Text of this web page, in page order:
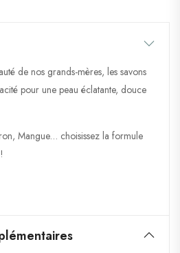
de nos grands-mères, les savons
pour une peau éclatante, douce
Mangue… choisissez la formule